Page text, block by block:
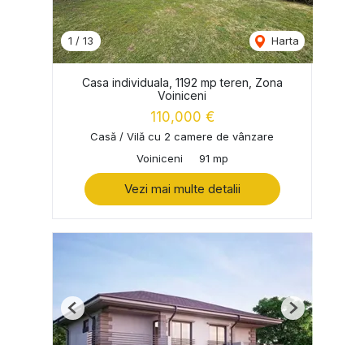
1 / 13 Harta
Casa individuala, 1192 mp teren, Zona
Voiniceni
110,000 €
Casă / Vilă cu 2 camere de vânzare
Voiniceni
91 mp
Vezi mai multe detalii
Previous Next